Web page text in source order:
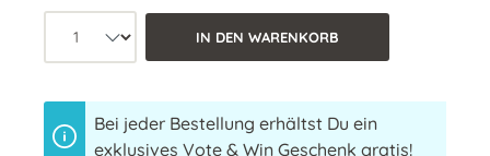
Produkt Anzahl: Wähle die
IN DEN WARENKORB
Bei jeder Bestellung erhältst Du ein
exklusives Vote & Win Geschenk gratis!